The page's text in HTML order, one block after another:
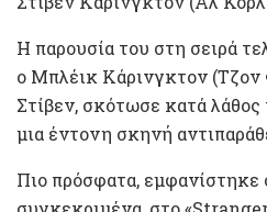
Η παρουσία του στη σειρά
ο Μπλέικ Κάρινγκτον (Τζον
Στίβεν, σκότωσε κατά
μια έντονη σκηνή
Πιο πρόσφατα,